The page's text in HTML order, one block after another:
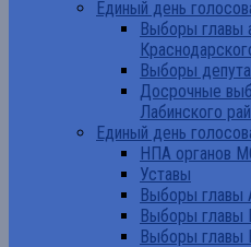
Единый день
Выборы главы
Выборы
Досрочные
Лабинского
Единый день
НПА органов
Уставы
Выборы главы
Выборы главы
Выборы главы